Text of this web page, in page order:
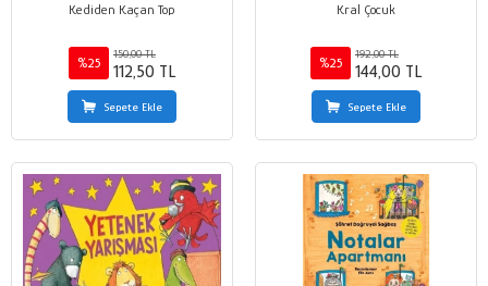
Kediden Kaçan Top
%25
150,00 TL
112,50 TL
Sepete Ekle
Kral Çocuk
%25
192,00 TL
144,00 TL
Sepete Ekle